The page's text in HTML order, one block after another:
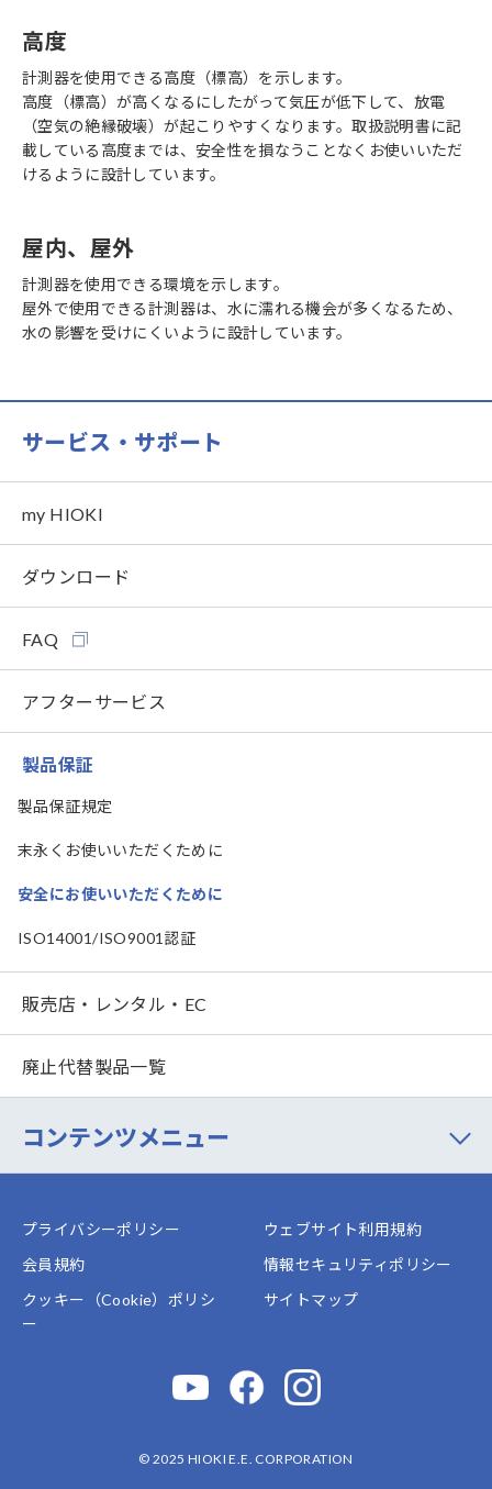
高度
計測器を使用できる高度（標高）を示します。
高度（標高）が高くなるにしたがって気圧が低下して、放電
（空気の絶縁破壊）が起こりやすくなります。取扱説明書に記
載している高度までは、安全性を損なうことなくお使いいただ
けるように設計しています。
屋内、屋外
計測器を使用できる環境を示します。
屋外で使用できる計測器は、水に濡れる機会が多くなるため、
水の影響を受けにくいように設計しています。
サービス・サポート
my HIOKI
ダウンロード
FAQ
アフターサービス
製品保証
製品保証規定
末永くお使いいただくために
安全にお使いいただくために
ISO14001/ISO9001認証
販売店・レンタル・EC
廃止代替製品一覧
コンテンツメニュー
プライバシーポリシー
ウェブサイト利用規約
会員規約
情報セキュリティポリシー
クッキー（Cookie）ポリシ
ー
サイトマップ
© 2025 HIOKI E.E. CORPORATION